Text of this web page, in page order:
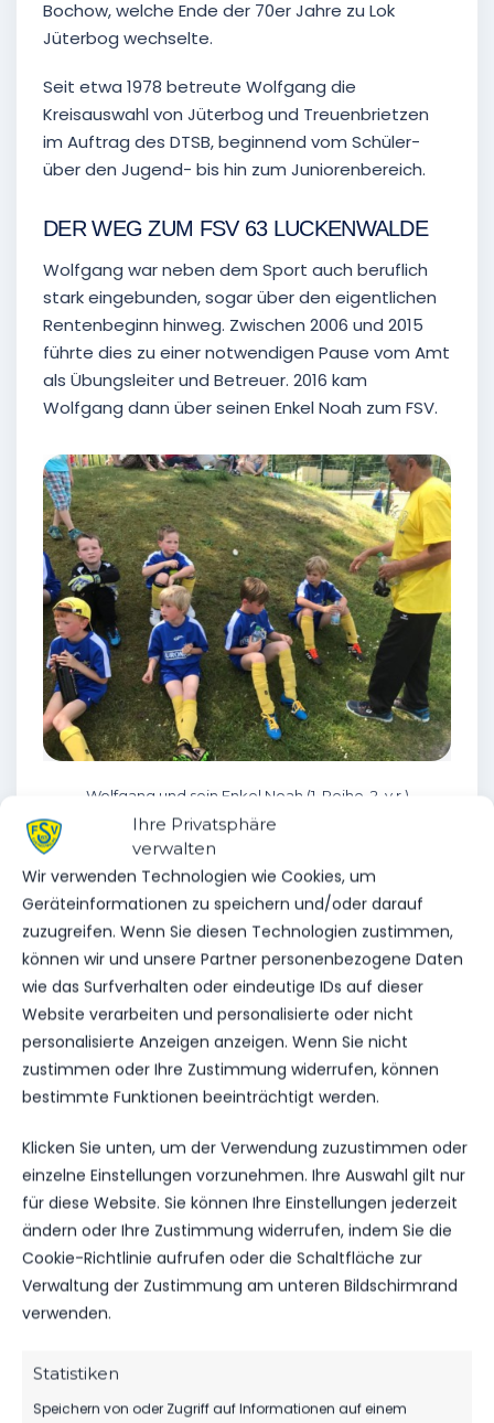
Ihre Privatsphäre
verwalten
Wir verwenden Technologien wie Cookies, um
Geräteinformationen zu speichern und/oder darauf
zuzugreifen. Wenn Sie diesen Technologien zustimmen,
können wir und unsere Partner personenbezogene Daten
wie das Surfverhalten oder eindeutige IDs auf dieser
Website verarbeiten und personalisierte oder nicht
personalisierte Anzeigen anzeigen. Wenn Sie nicht
zustimmen oder Ihre Zustimmung widerrufen, können
bestimmte Funktionen beeinträchtigt werden.
Klicken Sie unten, um der Verwendung zuzustimmen oder
einzelne Einstellungen vorzunehmen. Ihre Auswahl gilt nur
für diese Website. Sie können Ihre Einstellungen jederzeit
ändern oder Ihre Zustimmung widerrufen, indem Sie die
Cookie-Richtlinie aufrufen oder die Schaltfläche zur
Verwaltung der Zustimmung am unteren Bildschirmrand
verwenden.
Statistiken
Speichern von oder Zugriff auf Informationen auf einem
Bochow, welche Ende der 70er Jahre zu Lok
Jüterbog wechselte.
Seit etwa 1978 betreute Wolfgang die
Kreisauswahl von Jüterbog und Treuenbrietzen
im Auftrag des DTSB, beginnend vom Schüler-
über den Jugend- bis hin zum Juniorenbereich.
DER WEG ZUM FSV 63 LUCKENWALDE
Wolfgang war neben dem Sport auch beruflich
stark eingebunden, sogar über den eigentlichen
Rentenbeginn hinweg. Zwischen 2006 und 2015
führte dies zu einer notwendigen Pause vom Amt
als Übungsleiter und Betreuer. 2016 kam
Wolfgang dann über seinen Enkel Noah zum FSV.
Wolfgang und sein Enkel Noah (1. Reihe, 2. v.r.)
“Heute 2021, nach mehr oder weniger über
sechzig Jahren im Fußball, und mit stolzen 80
Jahren ist er immer noch unermüdlich. Wir freuen
uns, dass er in dieser Saison an der Seitenlinie der
E1, als Co-Trainer von Sebastian Müller-Rawolle
mit Rat und Tat zur Verfügung steht. Was für eine
tolle Leistung…!”: so fasst Jörg Abraham,
Sportwart beim FSV, sehr treffend zusammen.
Wir wünschen ihm heute einen unvergesslichen
Ehrentag.Wolfgang: Bleib gesund und mach
weiter so.